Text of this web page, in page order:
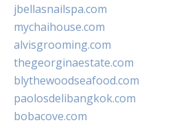
jbellasnailspa.com
mychaihouse.com
alvisgrooming.com
thegeorginaestate.com
blythewoodseafood.com
paolosdelibangkok.com
bobacove.com